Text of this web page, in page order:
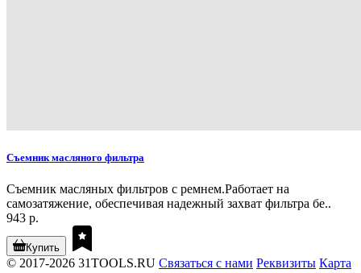
Съемник масляного фильтра
Съемник масляных фильтров с ремнем.Работает на
самозатяжение, обеспечивая надежный захват фильтра бе..
943 р.
Купить
© 2017-2026 31TOOLS.RU Связаться с нами Реквизиты Карта